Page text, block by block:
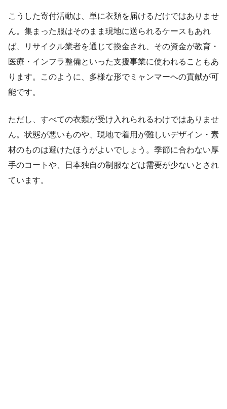
こうした寄付活動は、単に衣類を届けるだけではありませ
ん。集まった服はそのまま現地に送られるケースもあれ
ば、リサイクル業者を通じて換金され、その資金が教育・
医療・インフラ整備といった支援事業に使われることもあ
ります。このように、多様な形でミャンマーへの貢献が可
能です。
ただし、すべての衣類が受け入れられるわけではありませ
ん。状態が悪いものや、現地で着用が難しいデザイン・素
材のものは避けたほうがよいでしょう。季節に合わない厚
手のコートや、日本独自の制服などは需要が少ないとされ
ています。